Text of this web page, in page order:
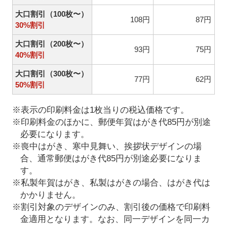
大口割引（100枚〜）
30%割引
108円 87円
大口割引（200枚〜）
40%割引
93円 75円
大口割引（300枚〜）
50%割引
77円 62円
※表示の印刷料金は1枚当りの税込価格です。
※印刷料金のほかに、郵便年賀はがき代85円が別途
必要になります。
※喪中はがき、寒中見舞い、挨拶状デザインの場
合、通常郵便はがき代85円が別途必要になりま
す。
※私製年賀はがき、私製はがきの場合、はがき代は
かかりません。
※割引対象のデザインのみ、割引後の価格で印刷料
金適用となります。なお、同一デザインを同一カ